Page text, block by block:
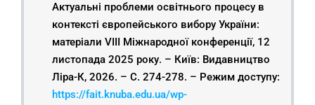
Актуальні проблеми освітнього процесу в
контексті європейського вибору України:
матеріали VIІІ Міжнародної конференції, 12
листопада 2025 року. – Київ: Видавництво
Ліра-К, 2026. – С. 274-278. – Режим доступу:
https://fait.knuba.edu.ua/wp-